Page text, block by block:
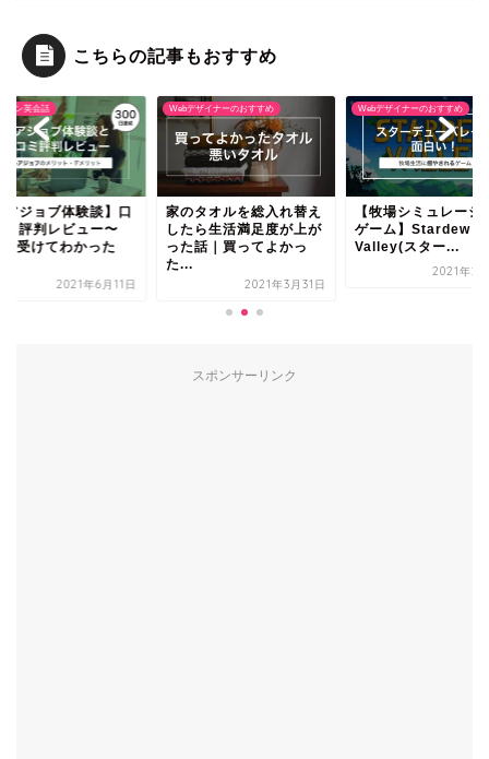
こちらの記事もおすすめ
ザイナーのおすすめ
タオルを総入れ替え
ら生活満足度が上が
話｜買ってよかっ
2021年3月31日
Webデザイナーのおすすめ
【牧場シミュレーション
ゲーム】Stardew
Valley(スター...
オンライン英会話
【レアジョブ体験談
コミと評判レビュー
295回受けてわかっ
スポンサーリンク